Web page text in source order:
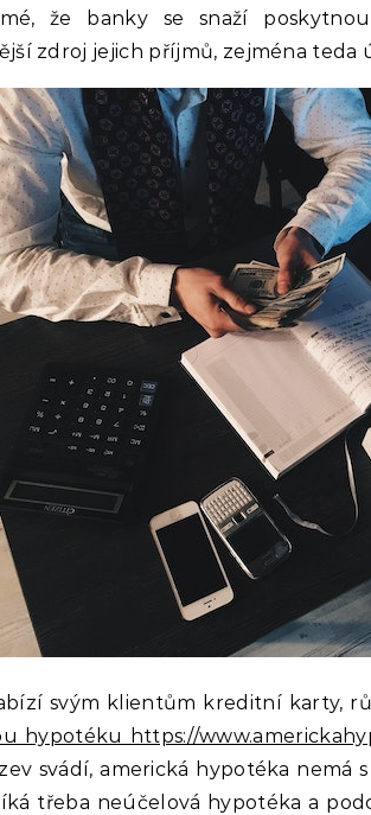
že banky se snaží
zdroj jejich příjmů, zejména
svým klientům kreditní karty,
hypotéku https://
svádí, americká hypotéka nemá
třeba neúčelová hypotéka a